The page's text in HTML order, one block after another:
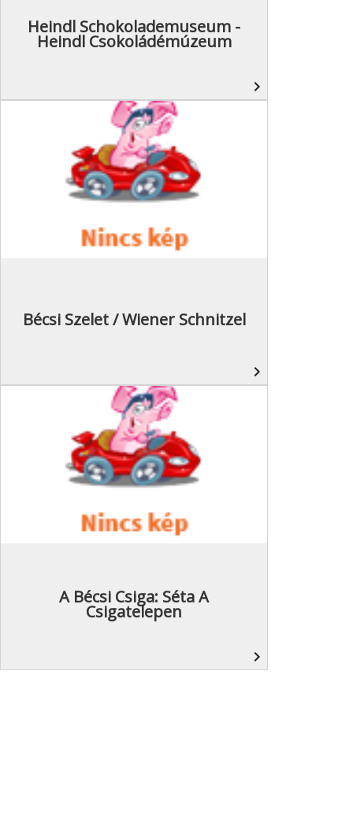
Heindl Schokolademuseum -
Heindl Csokoládémúzeum
navigate_next
Bécsi Szelet / Wiener Schnitzel
navigate_next
A Bécsi Csiga: Séta A
Csigatelepen
navigate_next